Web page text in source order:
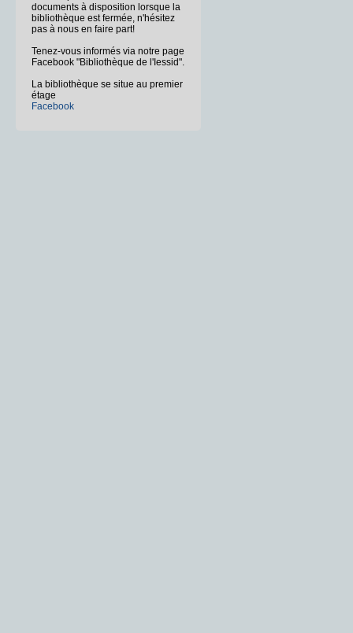
documents à disposition lorsque la
bibliothèque est fermée, n'hésitez
pas à nous en faire part!
Tenez-vous informés via notre page
Facebook "Bibliothèque de l'Iessid".
La bibliothèque se situe au premier
étage
Facebook